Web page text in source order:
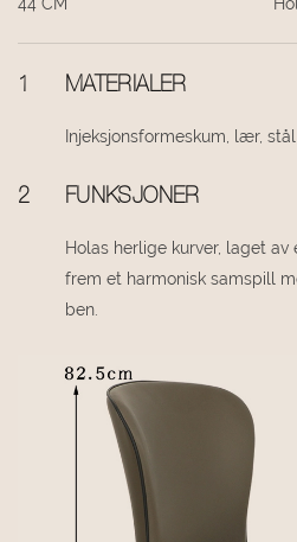
1 MATERIALER
Injeksjonsformeskum, lær, stål
2 FUNKSJONER
Holas herlige kurver, laget
frem et harmonisk samspill
ben.